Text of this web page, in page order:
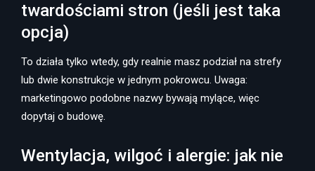
twardościami stron (jeśli jest taka
opcja)
To działa tylko wtedy, gdy realnie masz podział na strefy
lub dwie konstrukcje w jednym pokrowcu. Uwaga:
marketingowo podobne nazwy bywają mylące, więc
dopytaj o budowę.
Wentylacja, wilgoć i alergie: jak nie